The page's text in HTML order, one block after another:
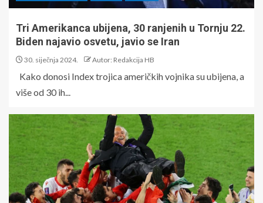
Tri Amerikanca ubijena, 30 ranjenih u Tornju 22.
Biden najavio osvetu, javio se Iran
30. siječnja 2024. Autor: Redakcija HB
Kako donosi Index trojica američkih vojnika su ubijena, a
više od 30 ih...